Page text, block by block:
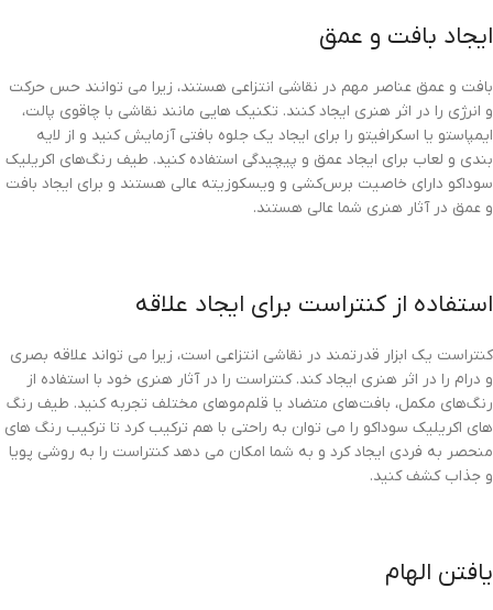
ایجاد بافت و عمق
بافت و عمق عناصر مهم در نقاشی انتزاعی هستند، زیرا می توانند حس حرکت
و انرژی را در اثر هنری ایجاد کنند. تکنیک هایی مانند نقاشی با چاقوی پالت،
ایمپاستو یا اسکرافیتو را برای ایجاد یک جلوه بافتی آزمایش کنید و از لایه
بندی و لعاب برای ایجاد عمق و پیچیدگی استفاده کنید. طیف رنگ‌های اکریلیک
سوداکو دارای خاصیت برس‌کشی و ویسکوزیته عالی هستند و برای ایجاد بافت
و عمق در آثار هنری شما عالی هستند.
استفاده از کنتراست برای ایجاد علاقه
کنتراست یک ابزار قدرتمند در نقاشی انتزاعی است، زیرا می تواند علاقه بصری
و درام را در اثر هنری ایجاد کند. کنتراست را در آثار هنری خود با استفاده از
رنگ‌های مکمل، بافت‌های متضاد یا قلم‌موهای مختلف تجربه کنید. طیف رنگ
های اکریلیک سوداکو را می توان به راحتی با هم ترکیب کرد تا ترکیب رنگ های
منحصر به فردی ایجاد کرد و به شما امکان می دهد کنتراست را به روشی پویا
و جذاب کشف کنید.
یافتن الهام